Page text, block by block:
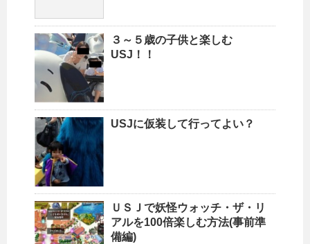
３～５歳の子供と楽しむ
USJ！！
USJに仮装して行ってよい？
ＵＳＪで妖怪ウォッチ・ザ・リ
アルを100倍楽しむ方法(事前準
備編)